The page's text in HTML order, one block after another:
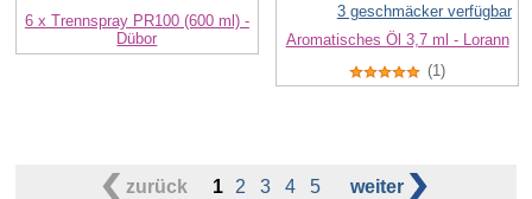
6 x Trennspray PR100 (600 ml) -
Dübor
3 geschmäcker verfügbar
Aromatisches Öl 3,7 ml - Lorann
(1)
zurück 1 2 3 4 5 weiter